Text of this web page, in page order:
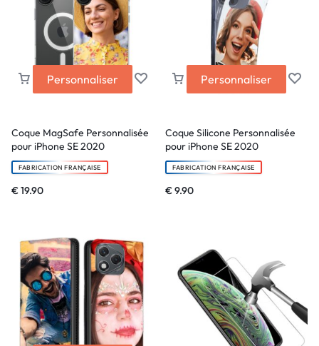
Personnaliser
Coque MagSafe Personnalisée
pour iPhone SE 2020
FABRICATION FRANÇAISE
€19.90
Personnaliser
Coque Silicone Personnalisée
pour iPhone SE 2020
FABRICATION FRANÇAISE
€9.90